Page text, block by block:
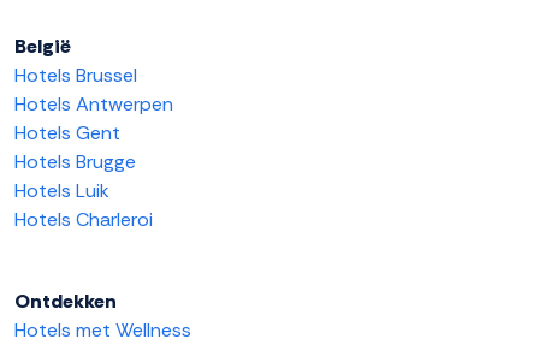
België
Hotels Brussel
Hotels Antwerpen
Hotels Gent
Hotels Brugge
Hotels Luik
Hotels Charleroi
Ontdekken
Hotels met Wellness